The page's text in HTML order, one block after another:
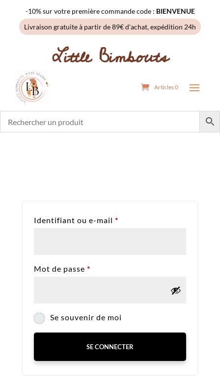
-10% sur votre première commande code : BIENVENUE
Livraison gratuite à partir de 89€ d'achat, expédition 24h
Little Bimbouts
Articles 0
Identifiant ou e-mail *Obligatoire
Mot de passe *Obligatoire
Se souvenir de moi
SE CONNECTER